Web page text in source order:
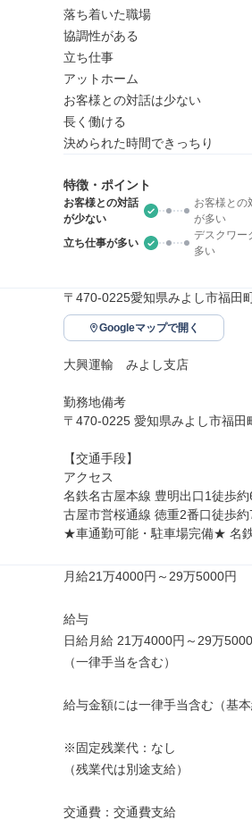
落ち着いた職場
協調性がある
立ち仕事
アットホーム
お客様との対話は少ない
長く働ける
決められた時間できっちり
特徴・ポイント
お客様との対話
が少ない
お客様との
が多い
立ち仕事が多い
デスクワー
多い
〒470-0225愛知県みよし市福田
Googleマップで開く
大興運輸　みよし支店
勤務地備考
〒470-0225 愛知県みよし市福田
【交通手段】
アクセス
名鉄名古屋本線 豊明出口1徒歩
古屋市営桜通線 徳重2番口徒歩
★車通勤可能・駐車場完備★ 名
月給21万4000円～29万5000円
給与
日給月給 21万4000円～29万
（一律手当を含む）
給与金額には一律手当含む（基本
※固定残業代：なし
（残業代は別途支給）
交通費：交通費支給